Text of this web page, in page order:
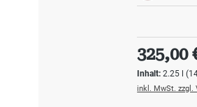
Inhalt:2.25 l
Regulärer
325,00
inkl. MwSt. zzgl.